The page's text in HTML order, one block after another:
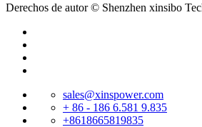
Derechos de autor © Shenzhen xinsibo
sales@xinspower.com
+ 86 - 186 6.581 9.835
+8618665819835